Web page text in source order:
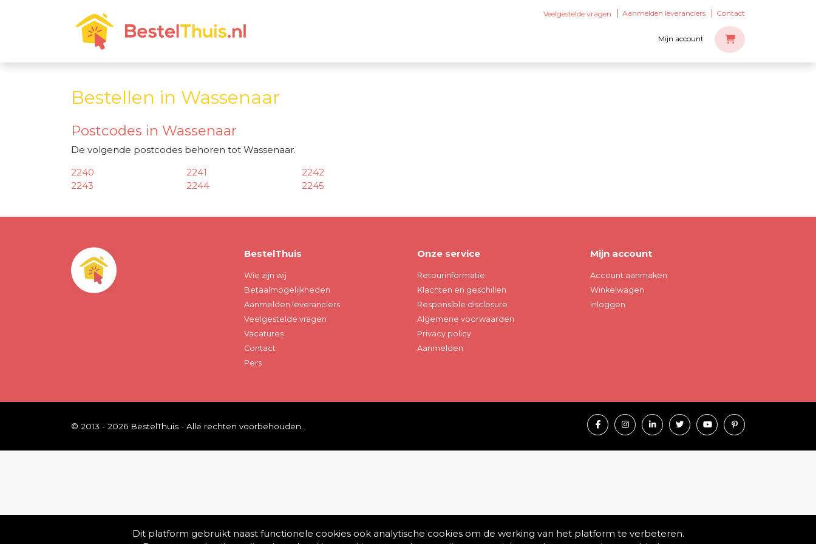
Veelgestelde vragen Aanmelden leveranciers Contact
Mijn account
Bestellen in Wassenaar
Postcodes in Wassenaar
De volgende postcodes behoren tot Wassenaar.
2240
2241
2242
2243
2244 2245
BestelThuis
Wie zijn wij
Betaalmogelijkheden
Aanmelden leveranciers
Veelgestelde vragen
Vacatures
Contact
Pers
Onze service
Retourinformatie
Klachten en geschillen
Responsible disclosure
Algemene voorwaarden
Privacy policy
Aanmelden
Mijn account
Account aanmaken
Winkelwagen
Inloggen
© 2013 - 2026 BestelThuis - Alle rechten voorbehouden.
Dit platform gebruikt naast functionele cookies ook analytische cookies om de werking van het platform te verbeteren.